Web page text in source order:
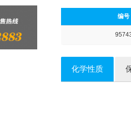
编号
化学性质